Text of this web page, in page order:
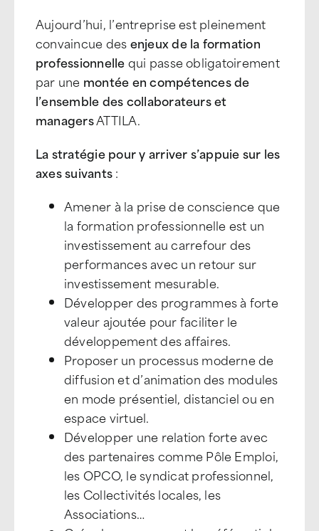
Aujourd’hui, l’entreprise est pleinement
convaincue desenjeux de la formation
professionnellequi passe obligatoirement
par une montée en compétences de
l’ensemble des collaborateurs et
managersATTILA.
La stratégie pour y arriver s’appuie sur les
axes suivants:
Amener à la prise de conscience que
la formation professionnelle est un
investissement au carrefour des
performances avec un retour sur
investissement mesurable.
Développer des programmes à forte
valeur ajoutée pour faciliter le
développement des affaires.
Proposer un processus moderne de
diffusion et d’animation des modules
en mode présentiel, distanciel ou en
espace virtuel.
Développer une relation forte avec
des partenaires comme Pôle Emploi,
les OPCO, le syndicat professionnel,
les Collectivités locales, les
Associations…